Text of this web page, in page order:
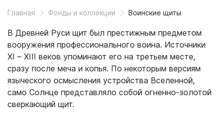
Главная Фонды и коллекции Воинские щиты
В Древней Руси щит был престижным предметом
вооружения профессионального воина. Источники
XI – XIII веков упоминают его на третьем месте,
сразу после меча и копья. По некоторым версиям
языческого осмысления устройства Вселенной,
само Солнце представляло собой огненно-золотой
сверкающий щит.